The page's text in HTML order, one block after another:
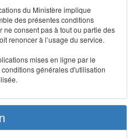
du Ministère implique
des présentes conditions
ne consent pas à tout ou partie des
renoncer à l’usage du service.
mises en ligne par le
générales d'utilisation